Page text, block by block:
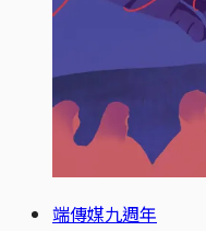
端傳媒九週年